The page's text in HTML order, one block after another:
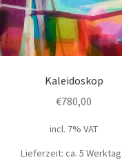
Kaleidoskop
€780,00
incl. 7% VAT
Lieferzeit: ca. 5